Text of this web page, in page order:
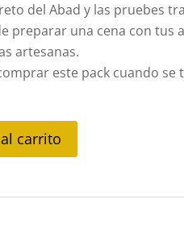
del Abad y las pruebes
preparar una cena con tus
artesanas.
este pack cuando se
carrito